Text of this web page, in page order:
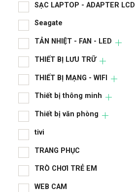
SẠC LAPTOP - ADAPTER LCD
Seagate
TẢN NHIỆT - FAN - LED
THIẾT BỊ LƯU TRỮ
THIẾT BỊ MẠNG - WIFI
Thiết bị thông minh
Thiết bị văn phòng
tivi
TRANG PHỤC
TRÒ CHƠI TRẺ EM
WEB CAM